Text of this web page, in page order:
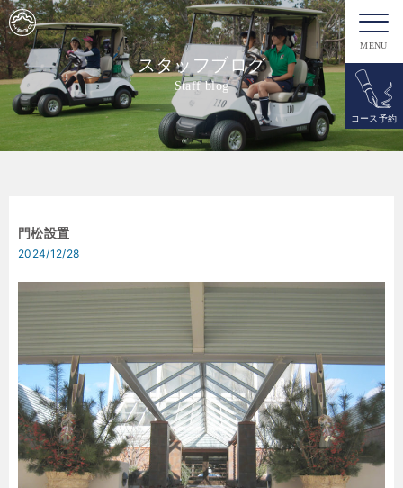
MENU
コース予約
スタッフブログ
Staff blog
門松設置
2024/12/28